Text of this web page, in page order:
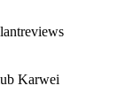
Karwei